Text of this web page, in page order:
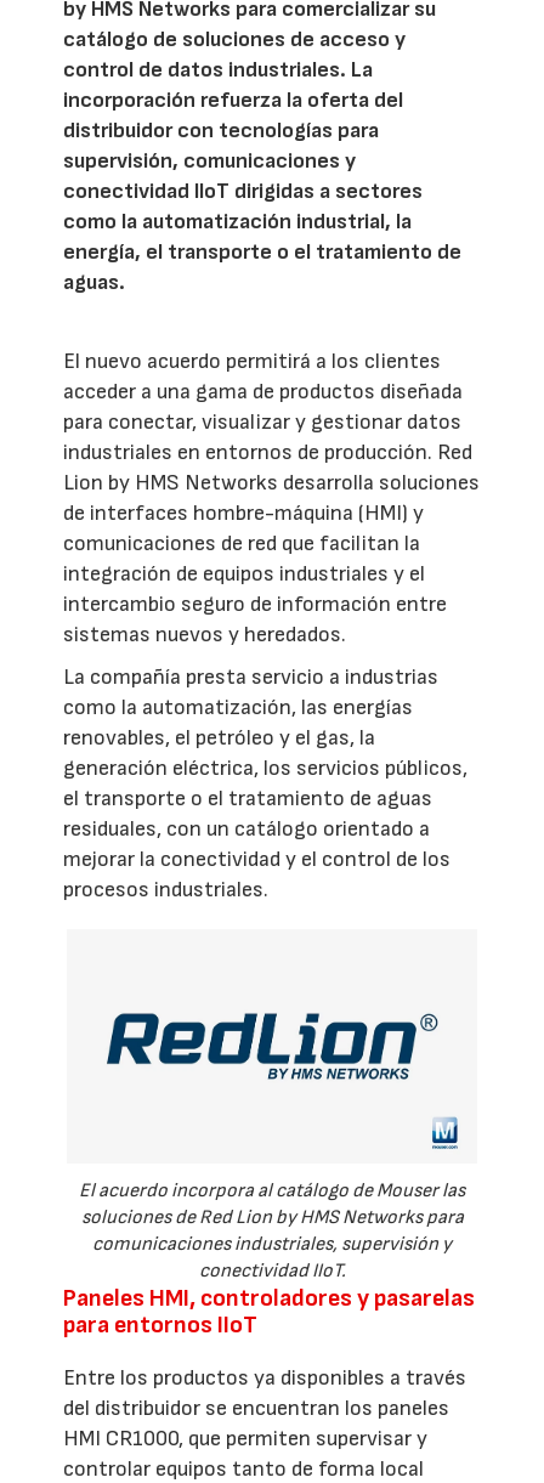
by HMS Networks para comercializar su
catálogo de soluciones de acceso y
control de datos industriales. La
incorporación refuerza la oferta del
distribuidor con tecnologías para
supervisión, comunicaciones y
conectividad IIoT dirigidas a sectores
como la automatización industrial, la
energía, el transporte o el tratamiento de
aguas.
El nuevo acuerdo permitirá a los clientes
acceder a una gama de productos diseñada
para conectar, visualizar y gestionar datos
industriales en entornos de producción. Red
Lion by HMS Networks desarrolla soluciones
de interfaces hombre-máquina (HMI) y
comunicaciones de red que facilitan la
integración de equipos industriales y el
intercambio seguro de información entre
sistemas nuevos y heredados.
La compañía presta servicio a industrias
como la automatización, las energías
renovables, el petróleo y el gas, la
generación eléctrica, los servicios públicos,
el transporte o el tratamiento de aguas
residuales, con un catálogo orientado a
mejorar la conectividad y el control de los
procesos industriales.
El acuerdo incorpora al catálogo de Mouser las
soluciones de Red Lion by HMS Networks para
comunicaciones industriales, supervisión y
conectividad IIoT.
Paneles HMI, controladores y pasarelas
para entornos IIoT
Entre los productos ya disponibles a través
del distribuidor se encuentran los paneles
HMI CR1000, que permiten supervisar y
controlar equipos tanto de forma local